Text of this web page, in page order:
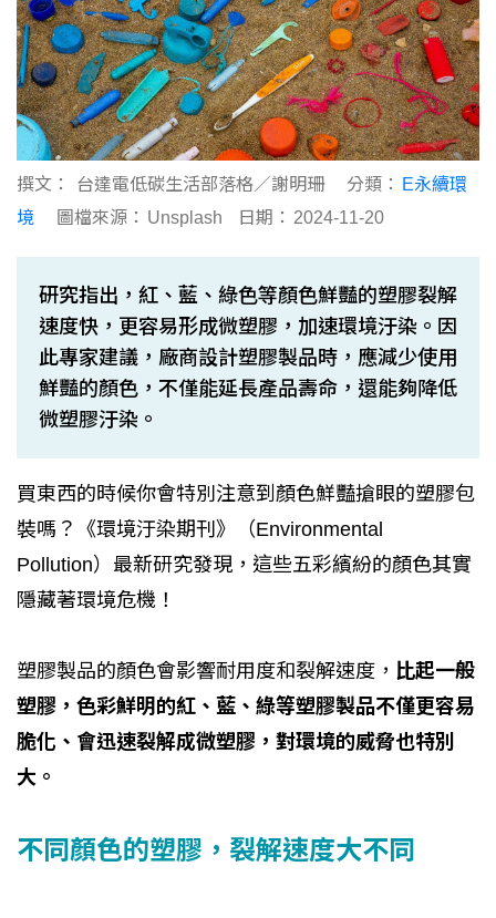
撰文： 台達電低碳生活部落格／謝明珊 分類：
E永續環
境
圖檔來源： Unsplash 日期： 2024-11-20
研究指出，紅、藍、綠色等顏色鮮豔的塑膠裂解
速度快，更容易形成微塑膠，加速環境汙染。因
此專家建議，廠商設計塑膠製品時，應減少使用
鮮豔的顏色，不僅能延長產品壽命，還能夠降低
微塑膠汙染。
買東西的時候你會特別注意到顏色鮮豔搶眼的塑膠包
裝嗎？《環境汙染期刊》（Environmental
Pollution）最新研究發現，這些五彩繽紛的顏色其實
隱藏著環境危機！
塑膠製品的顏色會影響耐用度和裂解速度， 比起一般
塑膠，色彩鮮明的紅、藍、綠等塑膠製品不僅更容易
脆化、會迅速裂解成微塑膠，對環境的威脅也特別
大。
不同顏色的塑膠，裂解速度大不同